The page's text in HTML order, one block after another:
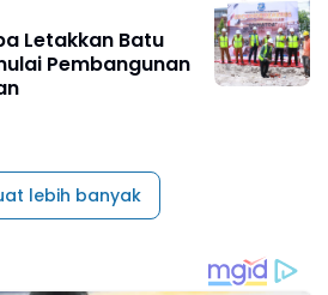
Letakkan Batu
Pembangunan
lebih banyak